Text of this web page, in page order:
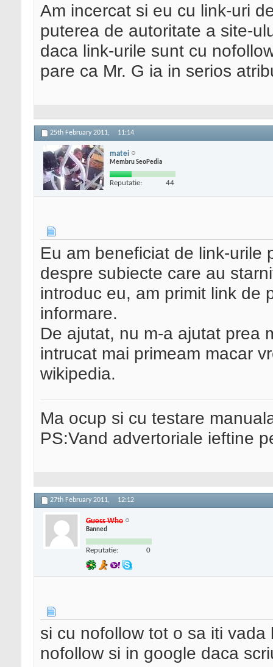
Am incercat si eu cu link-uri
puterea de autoritate a site-
daca link-urile sunt cu
pare ca Mr. G ia in serios
25th February 2011, 11:14
matei
Membru SeoPedia
Reputatie: 44
Eu am beneficiat de link-urile
despre subiecte care au
introduc eu, am primit link de
informare.
De ajutat, nu m-a ajutat prea
intrucat mai primeam macar
wikipedia.
Ma ocup si cu testare
PS:Vand advertoriale ieftine
27th February 2011, 12:12
Guess Who
Banned
Reputatie: 0
si cu nofollow tot o sa iti
nofollow si in google daca